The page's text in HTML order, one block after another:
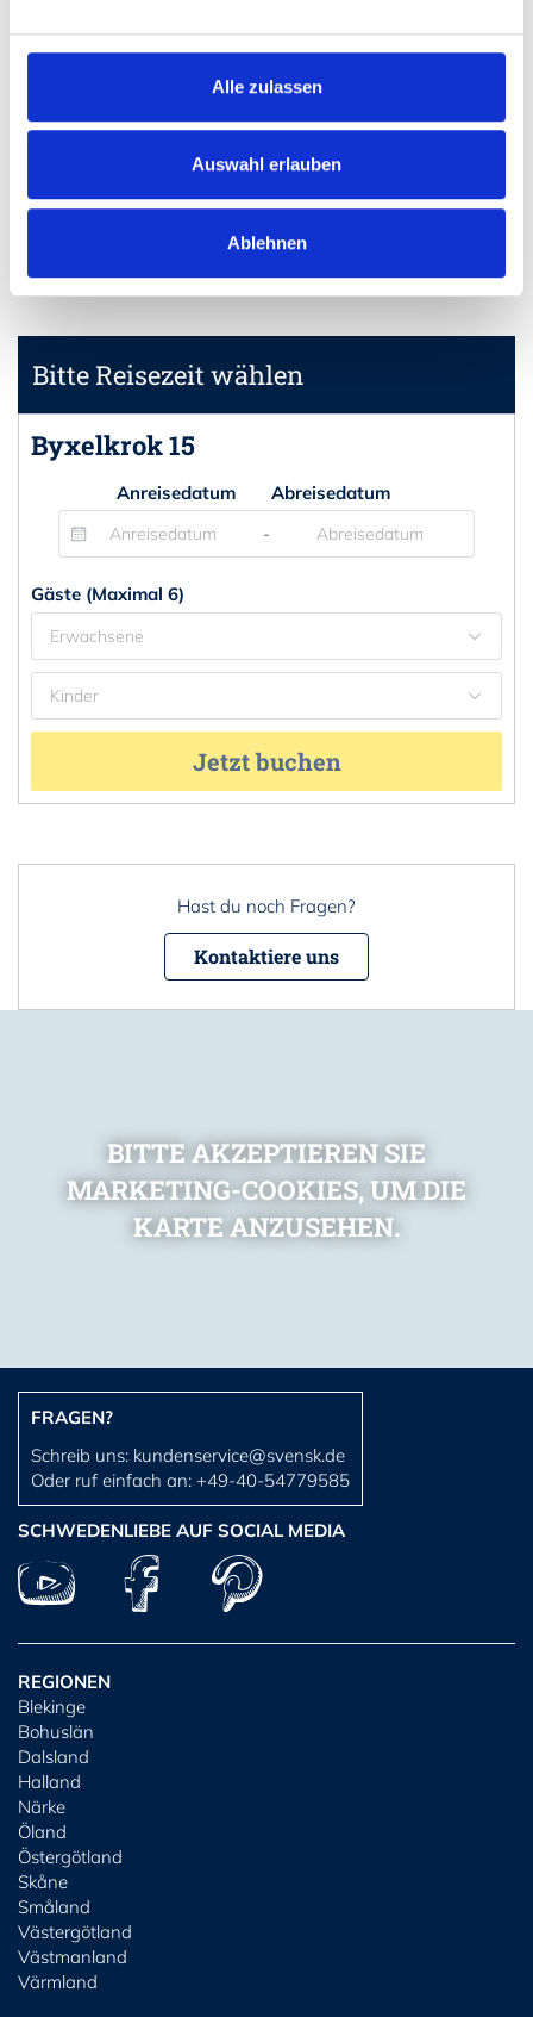
Alle zulassen
Auswahl erlauben
Ablehnen
Nur ca. 7 Kilometer nördlich befindet sich derLeuchtturm
"Långe Erik".
Ungefähr eine Autostunde südlich liegt die Ruine des
"Borgholms Slott"und das königliche Sommerschloss
Auf der gesamten Insel findest du während der
Bitte Reisezeit wählen
Byxelkrok 15
Anreisedatum Abreisedatum
-
Gäste (Maximal 6)
Erwachsene
Kinder
Jetzt buchen
Hast du noch Fragen?
Kontaktiere uns
BITTE AKZEPTIEREN SIE
MARKETING-COOKIES, UM DIE
KARTE ANZUSEHEN.
FRAGEN?
Schreib uns: kundenservice@svensk.de
Oder ruf einfach an: +49-40-54779585
SCHWEDENLIEBE AUF SOCIAL MEDIA
REGIONEN
Blekinge
Bohuslän
Dalsland
Halland
Närke
Öland
Östergötland
Skåne
Småland
Västergötland
Västmanland
Värmland